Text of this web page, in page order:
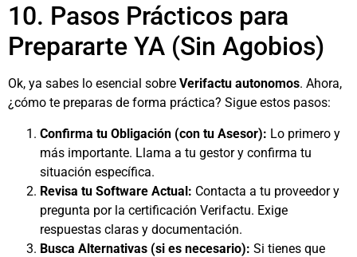
10. Pasos Prácticos para
Prepararte YA (Sin Agobios)
Ok, ya sabes lo esencial sobre Verifactu autonomos. Ahora,
¿cómo te preparas de forma práctica? Sigue estos pasos:
Confirma tu Obligación (con tu Asesor): Lo primero y
más importante. Llama a tu gestor y confirma tu
situación específica.
Revisa tu Software Actual: Contacta a tu proveedor y
pregunta por la certificación Verifactu. Exige
respuestas claras y documentación.
Busca Alternativas (si es necesario): Si tienes que